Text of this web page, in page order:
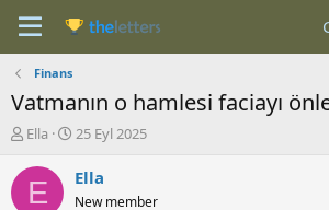
Finans
Vatmanın o hamlesi faciayı
K
n
b
Ella
B
ş
25 Eyl 2025
E Ella
New member